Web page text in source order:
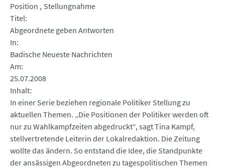
Position
Stellungnahme
Titel
Abgeordnete geben Antworten
In
Badische Neueste Nachrichten
Am
25.07.2008
Inhalt
In einer Serie beziehen regionale Politiker Stellung zu
aktuellen Themen. „Die Positionen der Politiker werden oft
nur zu Wahlkampfzeiten abgedruckt“, sagt Tina Kampf,
stellvertretende Leiterin der Lokalredaktion. Die Zeitung
wollte das ändern. So entstand die Idee, die Standpunkte
der ansässigen Abgeordneten zu tagespolitischen Themen